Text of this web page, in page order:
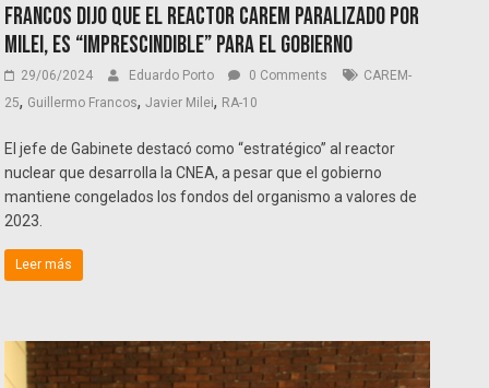
Francos dijo que el reactor CAREM paralizado por
Milei, es “imprescindible” para el Gobierno
29/06/2024 Eduardo Porto 0 Comments
CAREM-
25, Guillermo Francos,Javier Milei, RA-10
El jefe de Gabinete destacó como “estratégico” al reactor
nuclear que desarrolla la CNEA, a pesar que el gobierno
mantiene congelados los fondos del organismo a valores de
2023.
Leer más